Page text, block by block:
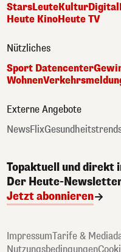
StarsLeuteKulturDigital
Heute KinoHeute TV
Nützliches
Sport Datencenter
Wohnen
Externe Angebote
NewsFlix
Topaktuell und direkt
Der Heute-
Jetzt abonnieren
ImpressumTarife &
Nutzungsbedingungen